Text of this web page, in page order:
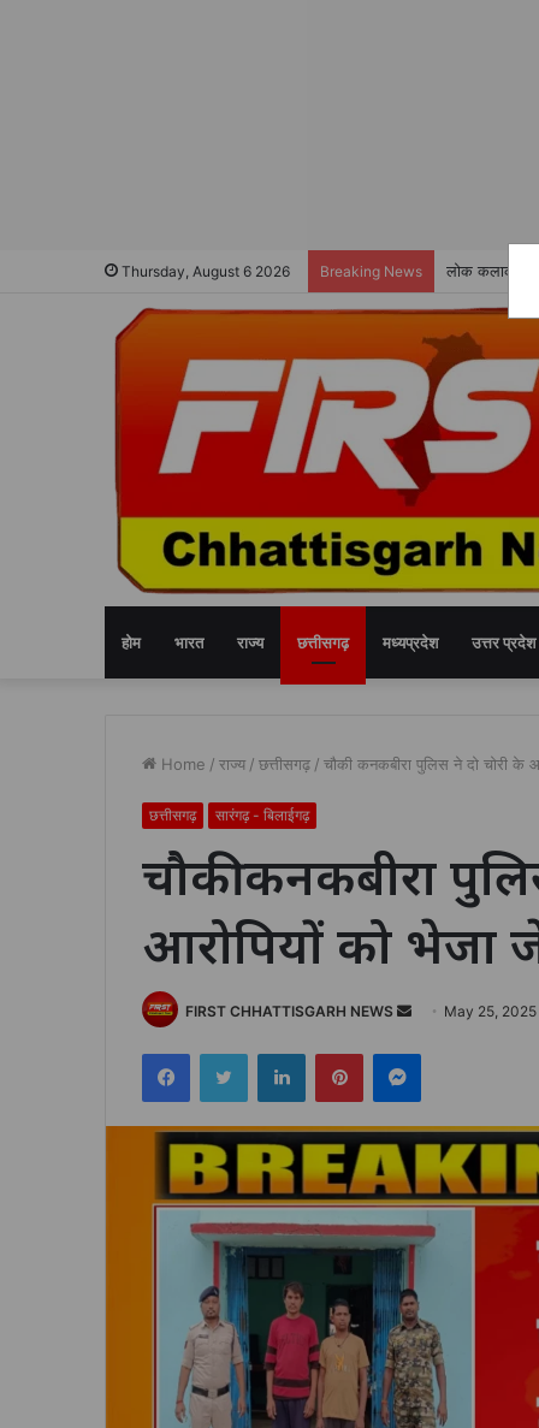
Thursday, August 6 2026 Breaking News लोक कलाकारों
होम भारत राज्य छत्तीसगढ़ मध्यप्रदेश उत्तर प्रदेश
Home / राज्य / छत्तीसगढ़ / चौकी कनकबीरा पुलिस ने दो चोरी के
छत्तीसगढ़ सारंगढ़ - बिलाईगढ़
चौकी कनकबीरा
आरोपियों को भेजा
FIRST CHHATTISGARH NEWS
Send May 25, 2025
FacebookTwitter LinkedInPinterestMessenger